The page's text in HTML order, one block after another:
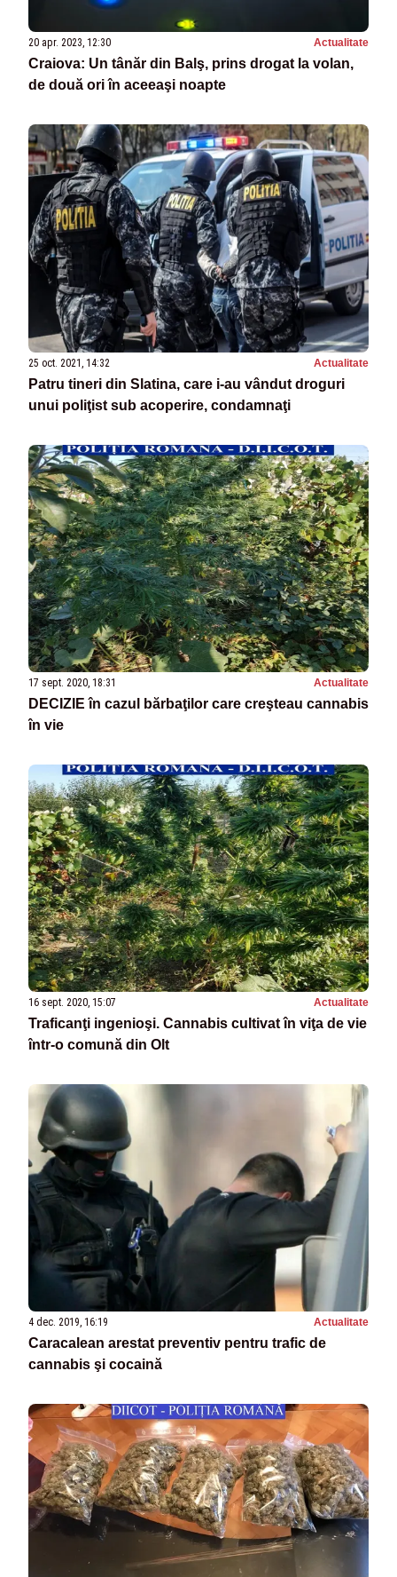
20 apr. 2023, 12:30 Actualitate
Craiova: Un tânăr din Balş, prins drogat la volan,
de două ori în aceeaşi noapte
25 oct. 2021, 14:32 Actualitate
Patru tineri din Slatina, care i-au vândut droguri
unui poliţist sub acoperire, condamnaţi
17 sept. 2020, 18:31 Actualitate
DECIZIE în cazul bărbaţilor care creşteau cannabis
în vie
16 sept. 2020, 15:07 Actualitate
Traficanţi ingenioşi. Cannabis cultivat în viţa de vie
într-o comună din Olt
4 dec. 2019, 16:19 Actualitate
Caracalean arestat preventiv pentru trafic de
cannabis şi cocaină